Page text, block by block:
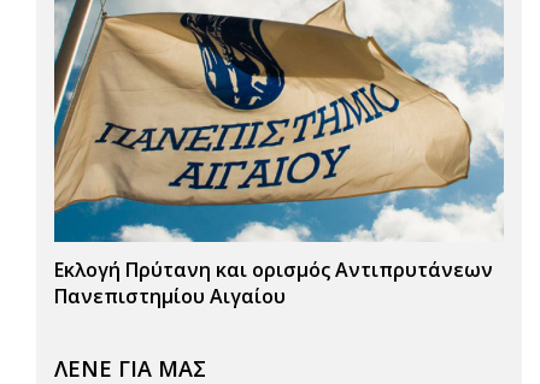
Εκλογή Πρύτανη και ορισμός Αντιπρυτάνεων
Πανεπιστημίου Αιγαίου
ΛΕΝΕ ΓΙΑ ΜΑΣ